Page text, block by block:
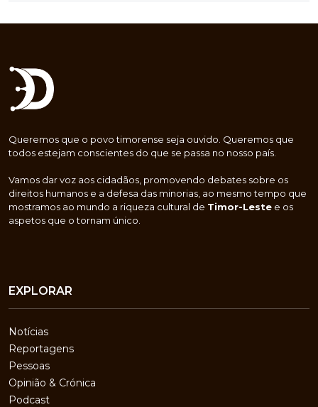
Queremos que o povo timorense seja ouvido. Queremos que
todos estejam conscientes do que se passa no nosso país.
Vamos dar voz aos cidadãos, promovendo debates sobre os
direitos humanos e a defesa das minorias, ao mesmo tempo que
mostramos ao mundo a riqueza cultural de Timor-Leste e os
aspetos que o tornam único.
EXPLORAR
Notícias
Reportagens
Pessoas
Opinião & Crónica
Podcast